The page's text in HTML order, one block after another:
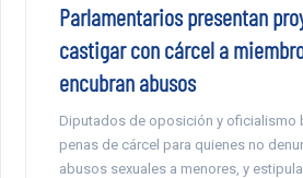
Parlamentarios presentan
castigar con cárcel a
encubran abusos
Diputados de oposición y oficialismo
penas de cárcel para quienes no
abusos sexuales a menores, y